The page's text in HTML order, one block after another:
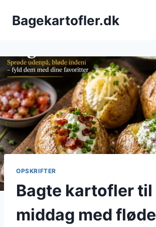
Bagekartofler.dk
OPSKRIFTER
Bagte kartofler til
middag med fløde